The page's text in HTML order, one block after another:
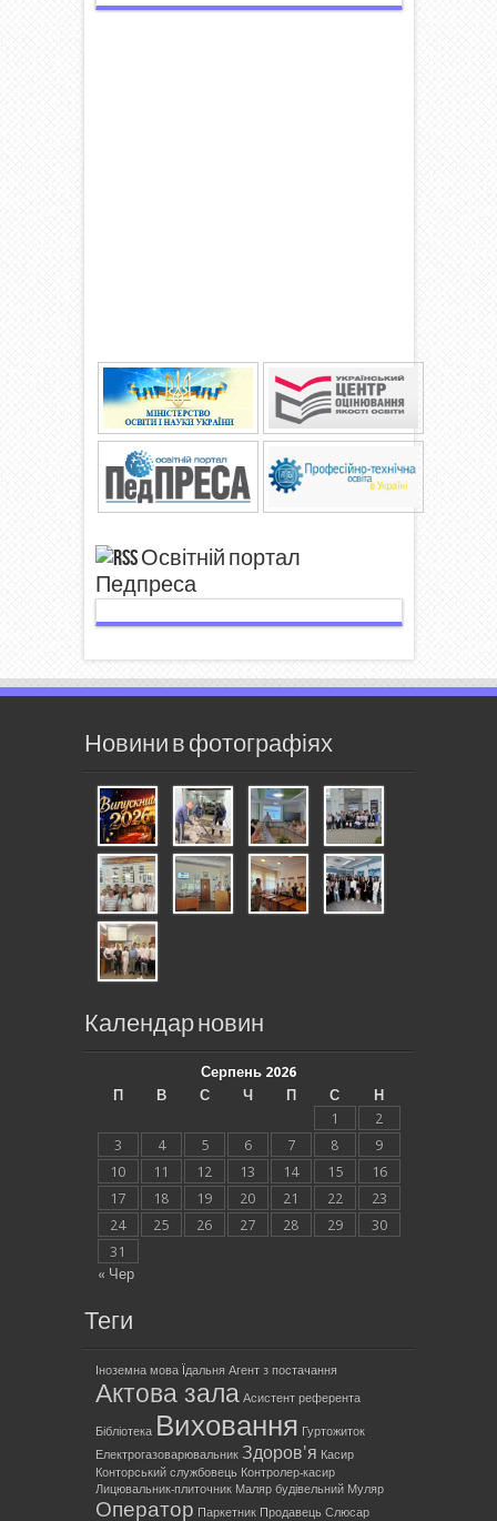
Освітній портал
Педпреса
Новини в фотографіях
Календар новин
Серпень 2026
П
В С Ч П С Н
« Чер
1
2
3
4 5 6 7 8
9
10
11 12 13 14 15
16
17
18 19 20 21 22
23
24
25 26 27 28 29
30
31
Теги
Іноземна мова Їдальня Агент з постачання
Актова зала Асистент референта
Бібліотека Виховання Гуртожиток
Електрогазоварювальник Здоров'я Касир
Конторський службовець Контролер-касир
Лицювальник-плиточник Маляр будівельний Муляр
Оператор Паркетник Продавець Слюсар